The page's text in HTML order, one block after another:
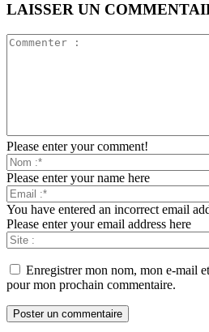
LAISSER UN
Please enter your comment!
Please enter your name here
You have entered an incorrect email
Please enter your email address here
Enregistrer mon nom, mon e-mail
pour mon prochain commentaire.